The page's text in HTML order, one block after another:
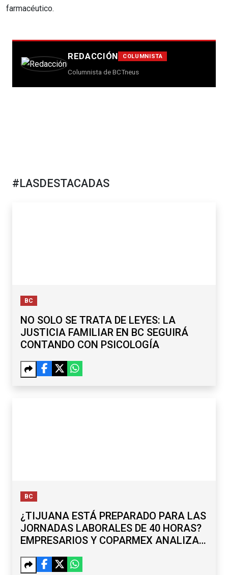
farmacéutico.
REDACCIÓN COLUMNISTA
Columnista de BCTneus
#LASDESTACADAS
BC
NO SOLO SE TRATA DE LEYES: LA
JUSTICIA FAMILIAR EN BC SEGUIRÁ
CONTANDO CON PSICOLOGÍA
BC
¿TIJUANA ESTÁ PREPARADO PARA LAS
JORNADAS LABORALES DE 40 HORAS?
EMPRESARIOS Y COPARMEX ANALIZAN